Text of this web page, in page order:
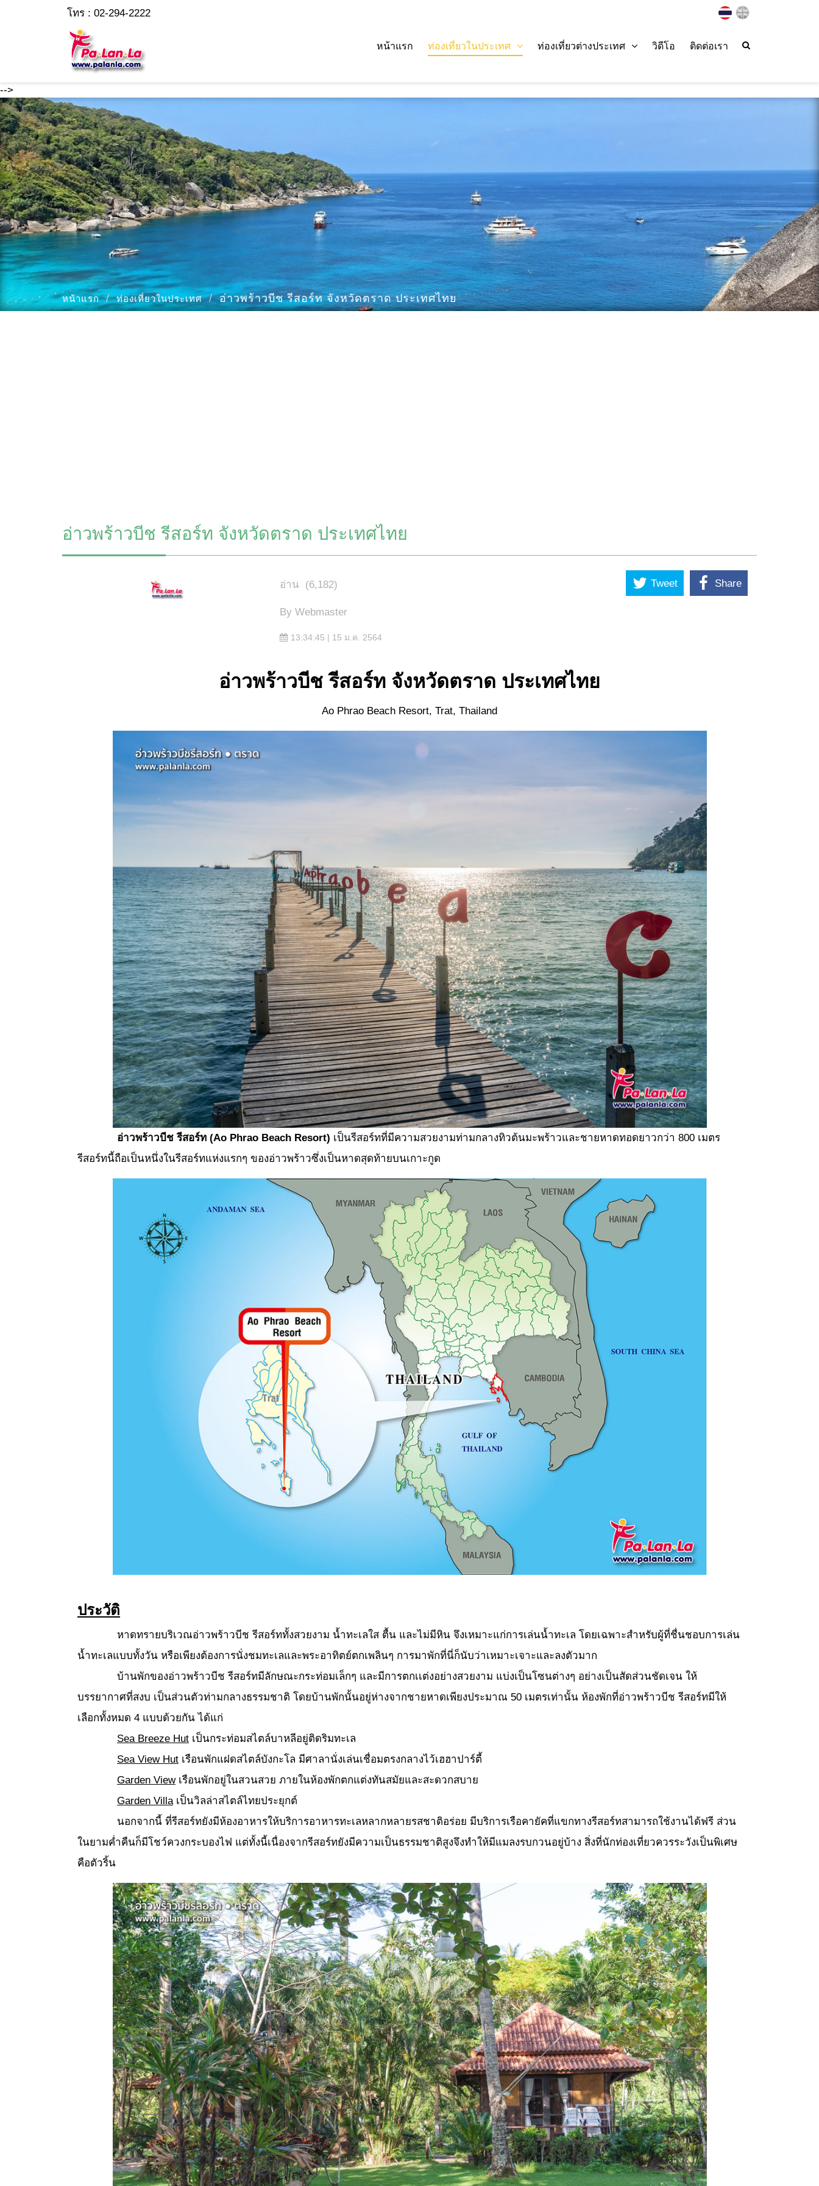
-->
โทร : 02-294-2222
หน้าแรก ท่องเที่ยวในประเทศ ท่องเที่ยวต่างประเทศ วิดีโอ ติดต่อเรา
หน้าแรก ท่องเที่ยวในประเทศ อ่าวพร้าวบีช รีสอร์ท จังหวัดตราด ประเทศไทย
อ่าวพร้าวบีช รีสอร์ท จังหวัดตราด ประเทศไทย
อ่าน (6,182)
By Webmaster
13:34:45 | 15 ม.ค. 2564
Tweet Share
อ่าวพร้าวบีช รีสอร์ท จังหวัดตราด ประเทศไทย
Ao Phrao Beach Resort, Trat, Thailand
อ่าวพร้าวบีช รีสอร์ท (Ao Phrao Beach Resort) เป็นรีสอร์ทที่มีความสวยงามท่ามกลางทิวต้นมะพร้าวและชายหาดทอดยาวกว่า 800 เมตร
รีสอร์ทนี้ถือเป็นหนึ่งในรีสอร์ทแห่งแรกๆ ของอ่าวพร้าวซึ่งเป็นหาดสุดท้ายบนเกาะกูด
ประวัติ
หาดทรายบริเวณอ่าวพร้าวบีช รีสอร์ททั้งสวยงาม น้ำทะเลใส ตื้น และไม่มีหิน จึงเหมาะแก่การเล่นน้ำทะเล โดยเฉพาะสำหรับผู้ที่ชื่นชอบการเล่น
น้ำทะเลแบบทั้งวัน หรือเพียงต้องการนั่งชมทะเลและพระอาทิตย์ตกเพลินๆ การมาพักที่นี่ก็นับว่าเหมาะเจาะและลงตัวมาก
บ้านพักของอ่าวพร้าวบีช รีสอร์ทมีลักษณะกระท่อมเล็กๆ และมีการตกเเต่งอย่างสวยงาม แบ่งเป็นโซนต่างๆ อย่างเป็นสัดส่วนชัดเจน ให้
บรรยากาศที่สงบ เป็นส่วนตัวท่ามกลางธรรมชาติ โดยบ้านพักนั้นอยู่ห่างจากชายหาดเพียงประมาณ 50 เมตรเท่านั้น ห้องพักที่อ่าวพร้าวบีช รีสอร์ทมีให้
เลือกทั้งหมด 4 แบบด้วยกัน ได้แก่
Sea Breeze Hut เป็นกระท่อมสไตล์บาหลีอยู่ติดริมทะเล
Sea View Hut เรือนพักแฝดสไตล์บังกะโล มีศาลานั่งเล่นเชื่อมตรงกลางไว้เฮฮาปาร์ตี้
Garden Viewเรือนพักอยู่ในสวนสวย ภายในห้องพักตกแต่งทันสมัยและสะดวกสบาย
Garden Villa เป็นวิลล่าสไตล์ไทยประยุกต์
นอกจากนี้ ที่รีสอร์ทยังมีห้องอาหารให้บริการอาหารทะเลหลากหลายรสชาติอร่อย มีบริการเรือคายัคที่แขกทางรีสอร์ทสามารถใช้งานได้ฟรี ส่วน
ในยามค่ำคืนก็มีโชว์ควงกระบองไฟ แต่ทั้งนี้เนื่องจากรีสอร์ทยังมีความเป็นธรรมชาติสูงจึงทำให้มีแมลงรบกวนอยู่บ้าง สิ่งที่นักท่องเที่ยวควรระวังเป็นพิเศษ
คือตัวริ้น